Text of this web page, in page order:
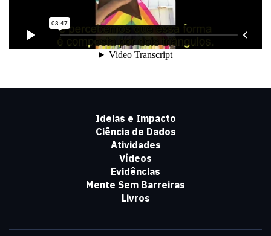
Ideias e Impacto
Ciência de Dados
Atividades
Vídeos
Evidências
Mente Sem Barreiras
Livros